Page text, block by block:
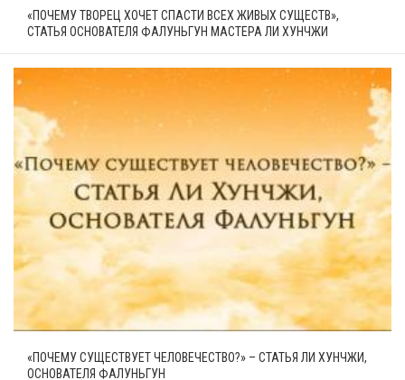
«ПОЧЕМУ ТВОРЕЦ ХОЧЕТ СПАСТИ ВСЕХ ЖИВЫХ СУЩЕСТВ»,
СТАТЬЯ ОСНОВАТЕЛЯ ФАЛУНЬГУН МАСТЕРА ЛИ ХУНЧЖИ
«ПОЧЕМУ СУЩЕСТВУЕТ ЧЕЛОВЕЧЕСТВО?» – СТАТЬЯ ЛИ ХУНЧЖИ,
ОСНОВАТЕЛЯ ФАЛУНЬГУН